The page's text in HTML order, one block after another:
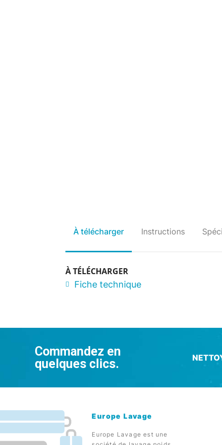
À télécharger Instructions
À TÉLÉCHARGER
Fiche technique
Commandez en
quelques clics.
Europe Lavage
Europe Lavage est une